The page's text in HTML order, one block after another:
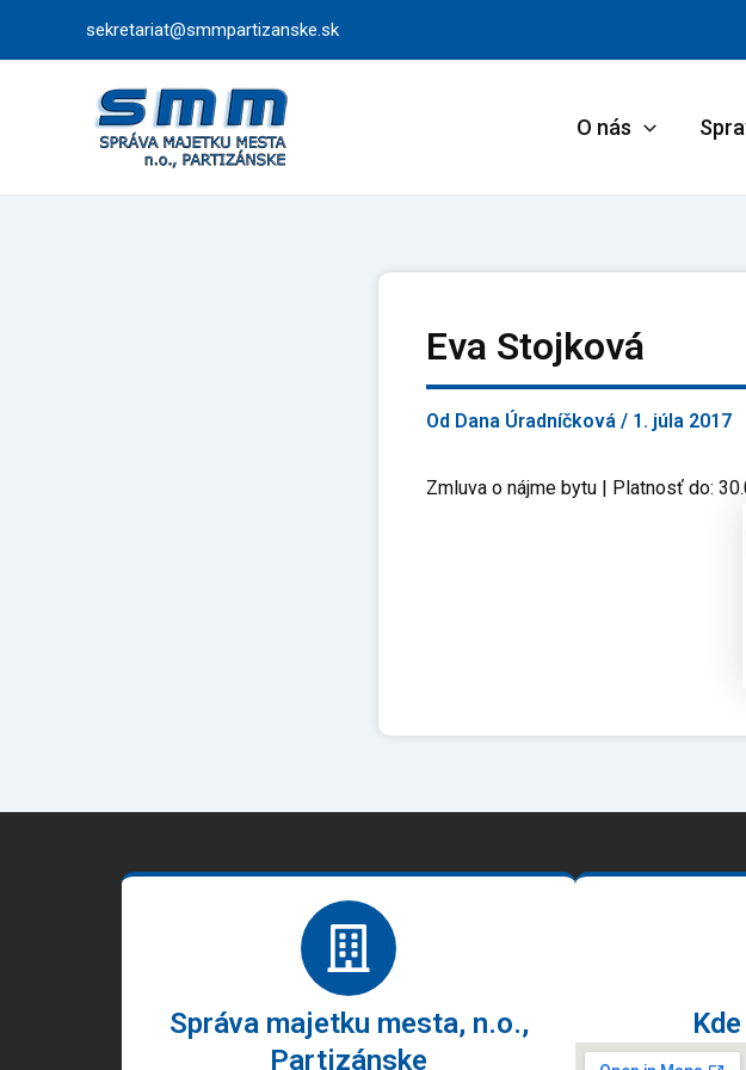
sekretariat@smmpartizanske.sk
O nás
Eva Stojková
Od Dana Úradníčková / 1. júla 2017
Zmluva o nájme bytu | Platnosť do:
Správa majetku mesta, n.o.,
Partizánske